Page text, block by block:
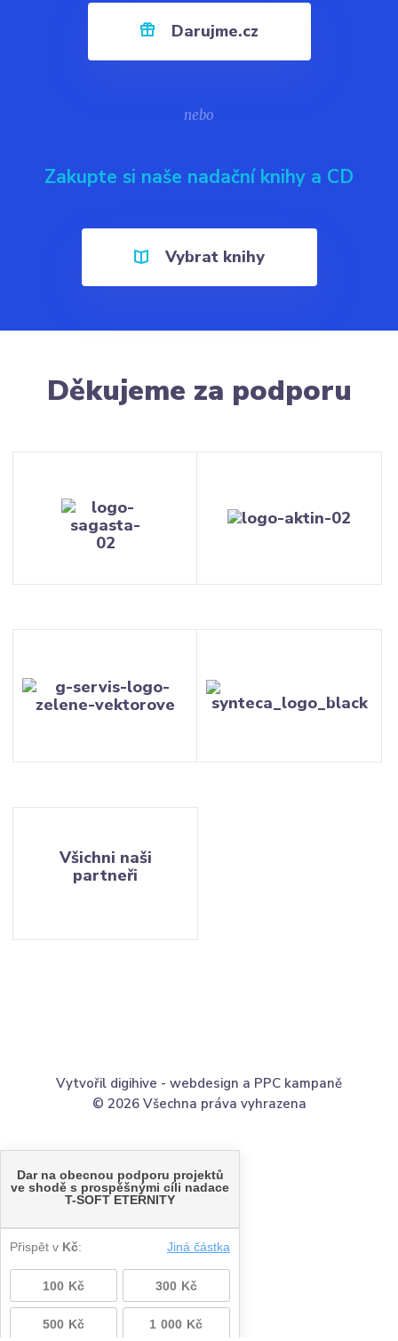
Darujme.cz
nebo
Zakupte si naše nadační knihy a CD
Vybrat knihy
Děkujeme za podporu
Všichni naši
partneři
© 2026 Všechna práva vyhrazena
Vytvořil digihive - webdesign a PPC kampaně